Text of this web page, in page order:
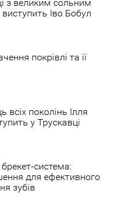
з великим сольним
Іво Бобул
покрівлі та її
всіх поколінь Ілля
у Трускавці
система:
для ефективного
зубів